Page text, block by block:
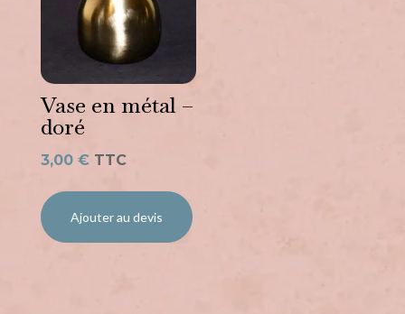
Vase en métal –
doré
3,00 € TTC
Ajouter au devis